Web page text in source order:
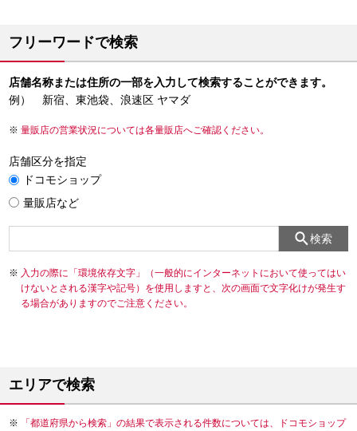
フリーワードで検索
店舗名称または住所の一部を入力して検索することができます。
例） 新宿、東池袋、浪速区 ヤマダ
量販店の営業状況については各量販店へご確認ください。
店舗区分を指定
ドコモショップ
量販店など
検索
入力の際に「環境依存文字」（一般的にインターネットにおいて使ってはい
けないとされる漢字や記号）を使用しますと、次の画面で文字化けが発生す
る場合がありますのでご注意ください。
エリアで検索
「都道府県から検索」の結果で表示される件数については、ドコモショップ